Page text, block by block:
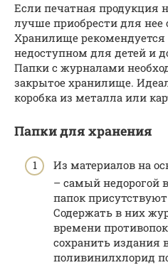
Если печатная продукция
лучше приобрести для нее
Хранилище рекомендуется
недоступном для детей и
Папки с журналами
закрытое хранилище.
коробка из металла или
Папки для хранения
Из материалов на
– самый недорогой
папок
Содержать в них
времени
сохранить издания
поливинилхлорид